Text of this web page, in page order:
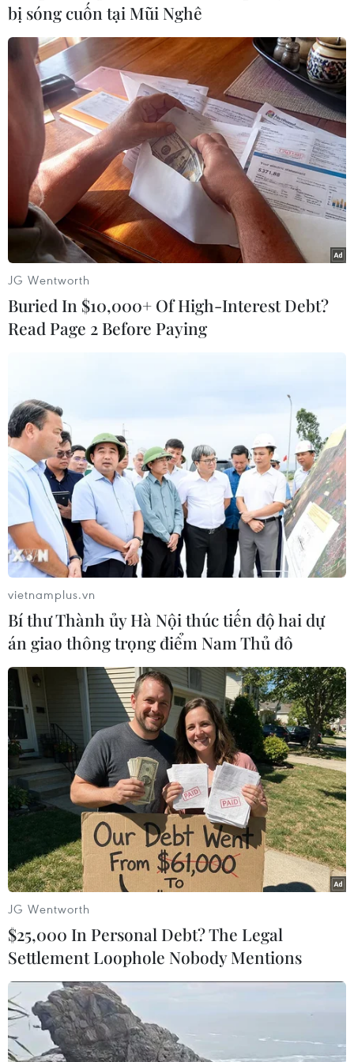
tại giải Europa League./.
(TTXVN/Vietnam+)
Theo dõi VietnamPlus
TIN LIÊN QUAN
'Phá lưới' Norwich, Ronaldo lập kỳ tích
mới trong sự nghiệp
Với ba bàn ghi vào lưới Norwich, siêu sao người Bồ Đào
Nha đã có được tổng cộng 60 hat-trick trong sự nghiệp,
và trở thành cầu thủ trên 36 tuổi đầu tiên ghi 15 bàn ở
Premier League.
bị sóng cuốn tại Mũi Nghê
JG Wentworth
Buried In $10,000+ Of High-Interest Debt?
Read Page 2 Before Paying
vietnamplus.vn
Bí thư Thành ủy Hà Nội thúc tiến độ hai dự
án giao thông trọng điểm Nam Thủ đô
JG Wentworth
$25,000 In Personal Debt? The Legal
Settlement Loophole Nobody Mentions